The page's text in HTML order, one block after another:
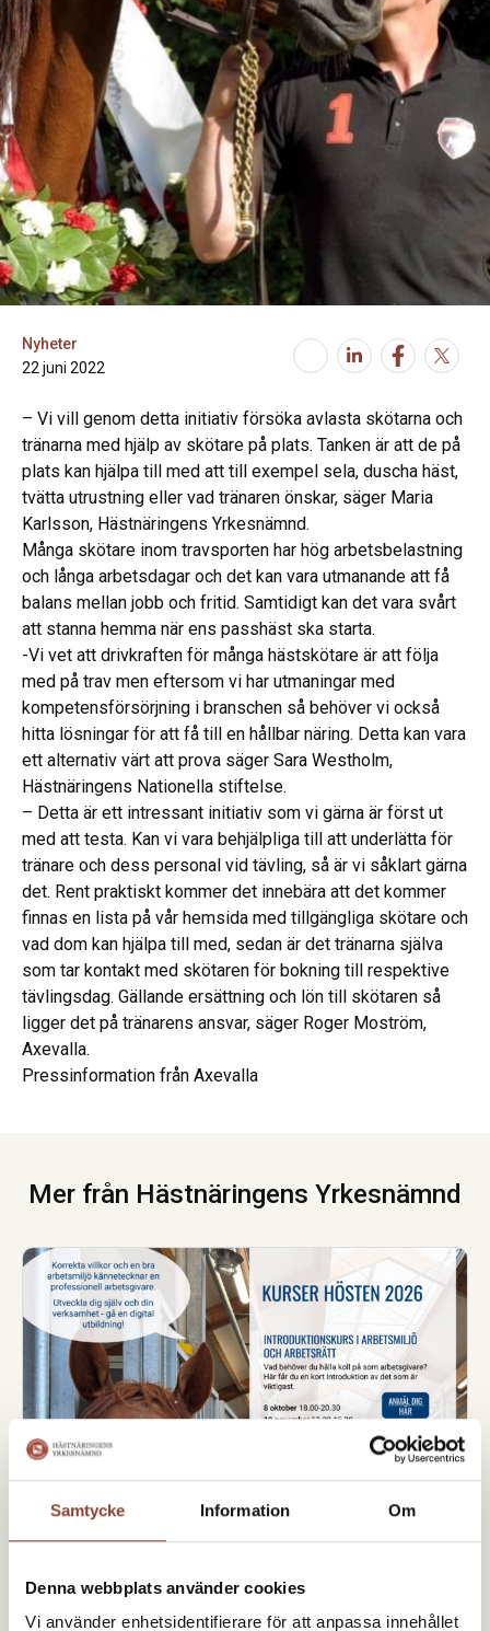
Samtycke Information Om
Denna webbplats använder cookies
Vi använder enhetsidentifierare för att anpassa innehållet
Nyheter
22 juni 2022
– Vi vill genom detta initiativ försöka avlasta skötarna och
tränarna med hjälp av skötare på plats. Tanken är att de på
plats kan hjälpa till med att till exempel sela, duscha häst,
tvätta utrustning eller vad tränaren önskar, säger Maria
Karlsson, Hästnäringens Yrkesnämnd.
Många skötare inom travsporten har hög arbetsbelastning
och långa arbetsdagar och det kan vara utmanande att få
balans mellan jobb och fritid. Samtidigt kan det vara svårt
att stanna hemma när ens passhäst ska starta.
-Vi vet att drivkraften för många hästskötare är att följa
med på trav men eftersom vi har utmaningar med
kompetensförsörjning i branschen så behöver vi också
hitta lösningar för att få till en hållbar näring. Detta kan vara
ett alternativ värt att prova säger Sara Westholm,
Hästnäringens Nationella stiftelse.
– Detta är ett intressant initiativ som vi gärna är först ut
med att testa. Kan vi vara behjälpliga till att underlätta för
tränare och dess personal vid tävling, så är vi såklart gärna
det. Rent praktiskt kommer det innebära att det kommer
finnas en lista på vår hemsida med tillgängliga skötare och
vad dom kan hjälpa till med, sedan är det tränarna själva
som tar kontakt med skötaren för bokning till respektive
tävlingsdag. Gällande ersättning och lön till skötaren så
ligger det på tränarens ansvar, säger Roger Moström,
Axevalla.
Pressinformation från Axevalla
Mer från Hästnäringens Yrkesnämnd